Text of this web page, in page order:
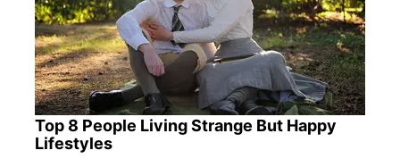
Top 8 People Living Strange But Happy
Lifestyles